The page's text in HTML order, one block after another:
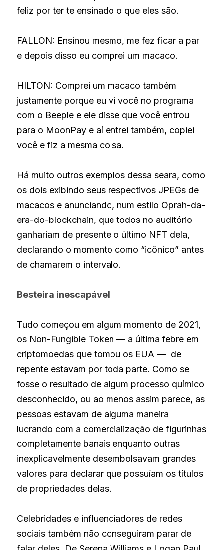
feliz por ter te ensinado o que eles são.
FALLON: Ensinou mesmo, me fez ficar a par
e depois disso eu comprei um macaco.
HILTON: Comprei um macaco também
justamente porque eu vi você no programa
com o Beeple e ele disse que você entrou
para o MoonPay e aí entrei também, copiei
você e fiz a mesma coisa.
Há muito outros exemplos dessa seara, como
os dois exibindo seus respectivos JPEGs de
macacos e anunciando, num estilo Oprah-da-
era-do-blockchain, que todos no auditório
ganhariam de presente o último NFT dela,
declarando o momento como “icônico” antes
de chamarem o intervalo.
Besteira inescapável
Tudo começou em algum momento de 2021,
os Non-Fungible Token — a última febre em
criptomoedas que tomou os EUA —  de
repente estavam por toda parte. Como se
fosse o resultado de algum processo químico
desconhecido, ou ao menos assim parece, as
pessoas estavam de alguma maneira
lucrando com a comercialização de figurinhas
completamente banais enquanto outras
inexplicavelmente desembolsavam grandes
valores para declarar que possuíam os títulos
de propriedades delas.
Celebridades e influenciadores de redes
sociais também não conseguiram parar de